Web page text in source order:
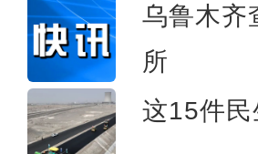
乌鲁木齐
所
这15件
视频：电